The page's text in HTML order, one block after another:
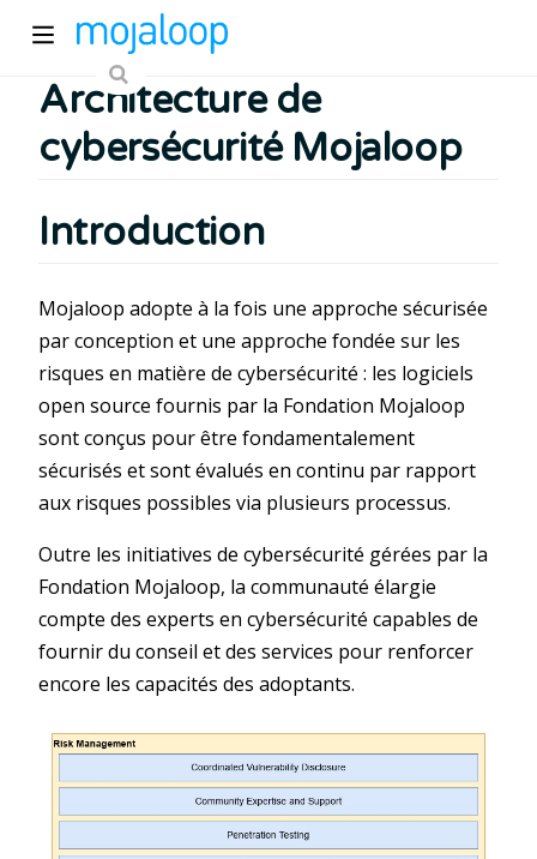
Architecture de
cybersécurité Mojaloop
Introduction
Mojaloop adopte à la fois une approche sécurisée
par conception et une approche fondée sur les
risques en matière de cybersécurité : les logiciels
open source fournis par la Fondation Mojaloop
sont conçus pour être fondamentalement
sécurisés et sont évalués en continu par rapport
aux risques possibles via plusieurs processus.
Outre les initiatives de cybersécurité gérées par la
Fondation Mojaloop, la communauté élargie
compte des experts en cybersécurité capables de
fournir du conseil et des services pour renforcer
encore les capacités des adoptants.